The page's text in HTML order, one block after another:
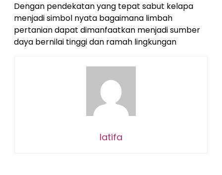
Dengan pendekatan yang tepat sabut kelapa
menjadi simbol nyata bagaimana limbah
pertanian dapat dimanfaatkan menjadi sumber
daya bernilai tinggi dan ramah lingkungan
latifa